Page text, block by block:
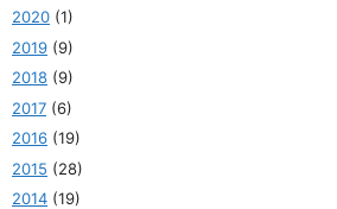
2020 (1)
2019 (9)
2018 (9)
2017 (6)
2016 (19)
2015 (28)
2014 (19)